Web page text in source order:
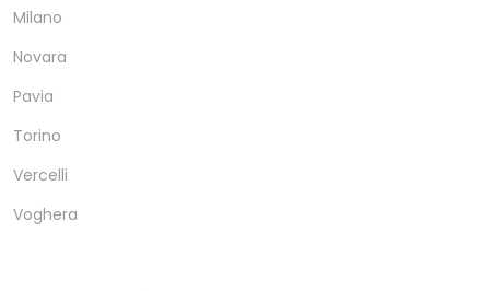
Milano
Novara
Pavia
Torino
Vercelli
Voghera